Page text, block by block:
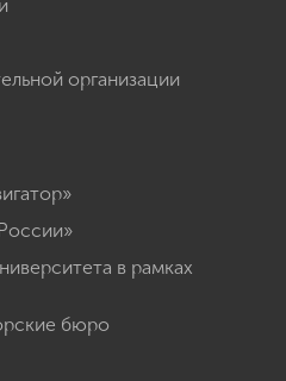
организации
в рамках
бюро